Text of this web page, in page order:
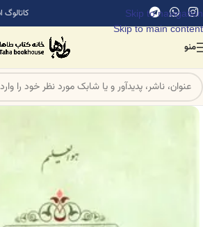
Skip to navigation
Skip to main content
کاتالوگ
منو